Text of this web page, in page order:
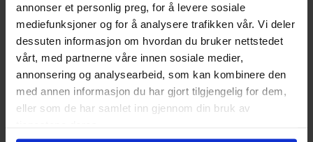
annonser et personlig preg, for å levere sosiale
mediefunksjoner og for å analysere trafikken vår. Vi deler
dessuten informasjon om hvordan du bruker nettstedet
vårt, med partnerne våre innen sosiale medier,
annonsering og analysearbeid, som kan kombinere den
med annen informasjon du har gjort tilgjengelig for dem,
eller som de har samlet inn gjennom din bruk av
Utgiver
IDW Publishing
Lanseringsdato
(dd.mm.yyyy)
20.06.2017
Volum
1
Aldersgruppe
Voksen